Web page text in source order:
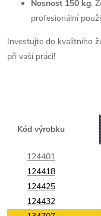
Nosnost 150 kg:
profesionální
Investujte do kvalitního
při vaší práci!
Kód výrobku
124401
124418
124425
124432